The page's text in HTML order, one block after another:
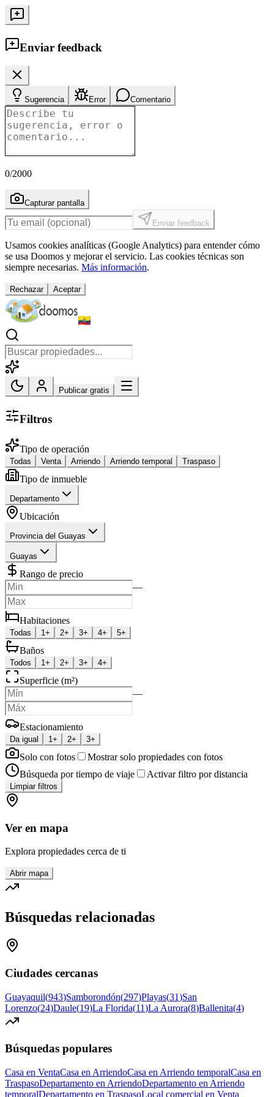
Enviar feedback
Sugerencia Error Comentario
0/2000
Capturar pantalla
Enviar feedback
Usamos cookies analíticas (Google Analytics) para entender cómo
se usa Doomos y mejorar el servicio. Las cookies técnicas son
siempre necesarias. Más información.
Rechazar Aceptar
Publicar gratis
Filtros
Tipo de operación
Todas Venta Arriendo Arriendo temporal Traspaso
Tipo de inmueble
Departamento
Ubicación
Provincia del Guayas
Guayas
Rango de precio
—
Habitaciones
Todas 1+ 2+ 3+ 4+ 5+
Baños
Todos 1+ 2+ 3+ 4+
Superficie (m²)
—
Estacionamiento
Da igual 1+ 2+ 3+
Solo con fotos
Mostrar solo propiedades con fotos
Búsqueda por tiempo de viaje
Activar filtro por distancia
Limpiar filtros
Ver en mapa
Explora propiedades cerca de ti
Abrir mapa
Búsquedas relacionadas
Ciudades cercanas
Guayaquil(943)Samborondón(297)Playas(31)San
Lorenzo(24)Daule(19)La Florida(11)La Aurora(8)Ballenita(4)
Búsquedas populares
Casa en VentaCasa en ArriendoCasa en Arriendo temporalCasa en
TraspasoDepartamento en ArriendoDepartamento en Arriendo
temporalDepartamento en TraspasoLocal comercial en Venta